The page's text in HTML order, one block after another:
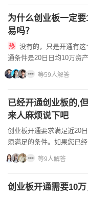
为什么创业板一定
易吗？
通条件是20日日均10万资
价，欢迎点我咨询了解！
等59人解答
已经开通创业板的,
来人麻烦说下吧
创业板开通要求满足近20
须满足的条件。如果您已
合交易条件的，可能会面
等9人解答
创业板开通需要10万